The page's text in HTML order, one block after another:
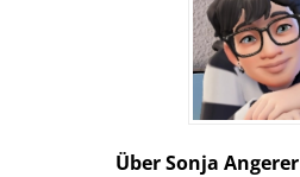
Über Sonja Angerer